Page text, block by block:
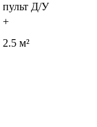
пульт Д/У
+
2.5 м²